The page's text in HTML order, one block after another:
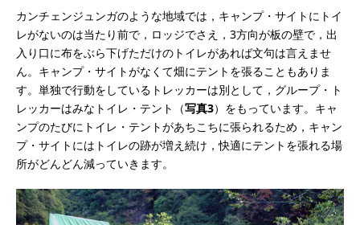
カンチェンジュンガのような地域では，キャンプ・サイトにトイ
レがないのは当たり前で，ロッジでさえ，3方向が板の壁で，出
入り口に布をぶら下げただけのトイレがあれば文句は言えませ
ん。キャンプ・サイトがなくて畑にテントを張ることもありま
す。単独で行動をしているトレッカーは別として，グループ・ト
レッカーはみなトイレ・テント（写真3）をもっています。キャ
ンプのたびにトイレ・テントがあちこちに張られるため，キャン
プ・サイトにはトイレの跡が増え続け，快適にテントを張れる場
所がどんどん減っていきます。